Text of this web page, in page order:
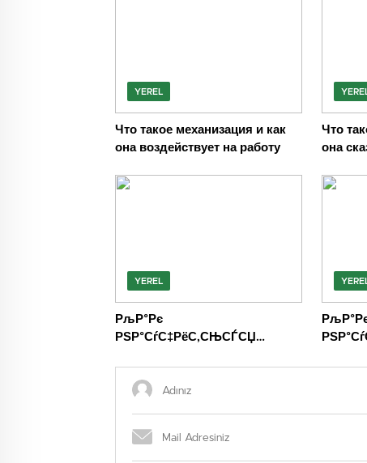
YEREL
Что такое механизация и как
она воздействует на работу
Что
она
YEREL
РљР°Рє
РЅР°СѓС‡РёС‚СЊСЃСЏ
С„РѕС‚Рѕ РЅР°